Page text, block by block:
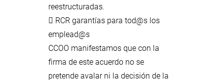
reestructuradas.
 RCR garantías para tod@s los
emplead@s
CCOO manifestamos que con la
firma de este acuerdo no se
pretende avalar ni la decisión de la